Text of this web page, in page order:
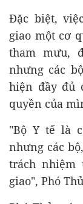
Đặc biệt,
giao một cơ
tham mưu,
nhưng các
hiện đầy đủ
quyền của
"Bộ Y tế là
nhưng các
trách nhiệm
giao", Phó